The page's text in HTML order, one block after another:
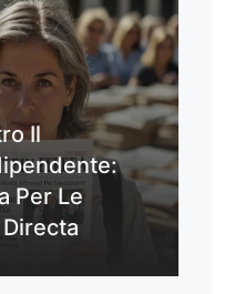
Il
Per Le